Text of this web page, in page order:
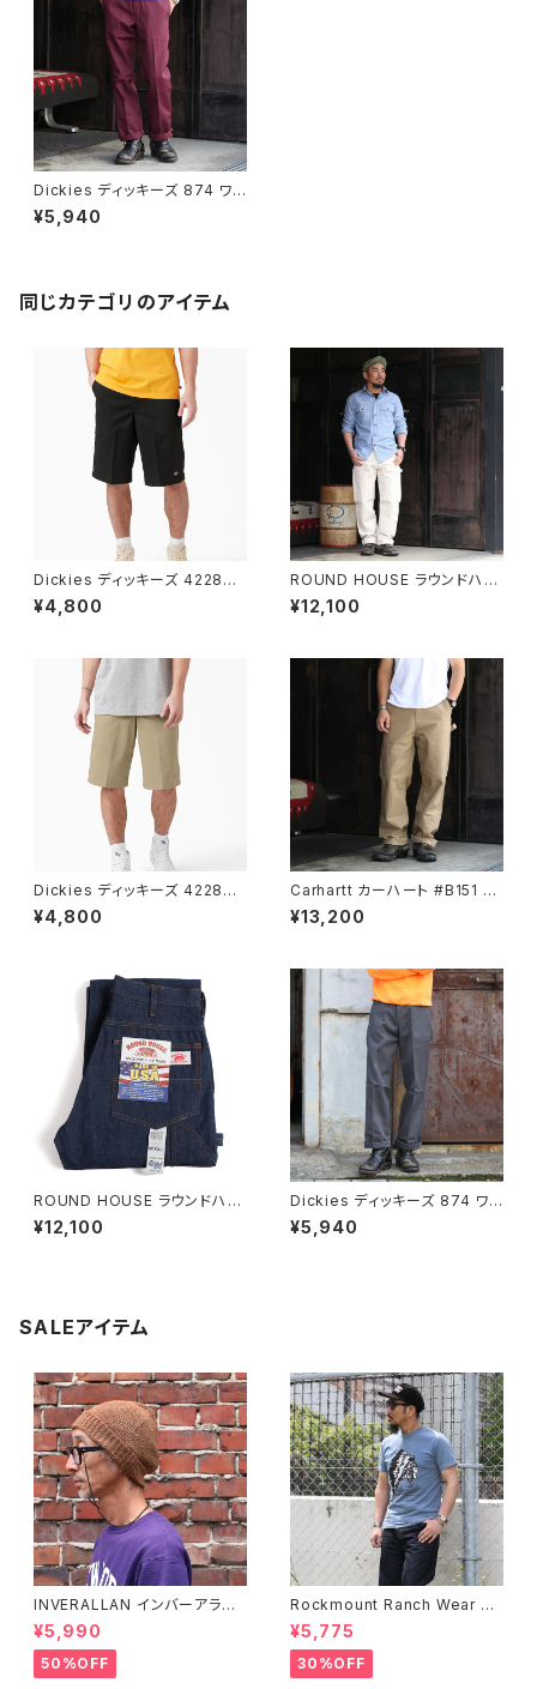
Dickies ディッキーズ 874 ワ
ークパンツ マルーン Original
Work Pants
¥5,940
同じカテゴリのアイテム
Dickies ディッキーズ 42283
ブラック ルーズフィット フロント
ワークショーツ 13inch
¥4,800
ROUND HOUSE ラウンドハウ
ス #1101 パンツ ストレート ペイ
ンター ダンガリー ナチュラル
¥12,100
Dickies ディッキーズ 42283
ミリタリーカーキ ルーズフィット
フロント ワークショーツ 13inch
¥4,800
Carhartt カーハート #B151 キ
ャンバスワークパンツ CANVAS
UTILITY WORK PANT ワー
¥13,200
ROUND HOUSE ラウンドハウ
ス #101 デニム ストレート ペイ
ンターパンツ
¥12,100
Dickies ディッキーズ 874 ワ
ークパンツ チャコールグレー O
riginal Work Pants
¥5,940
SALEアイテム
INVERALLAN インバーアラン 1
00%ピュアウール ニットキャッ
プ 全8色
¥5,990
50%OFF
Rockmount Ranch Wear ロ
ックマウント ランチウェア Chie
f Western T-Shirt 半袖Tシャ
ツ 全2色
¥5,775
30%OFF